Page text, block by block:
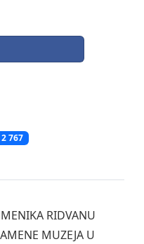
2 767
RIDVANU
MUZEJA U